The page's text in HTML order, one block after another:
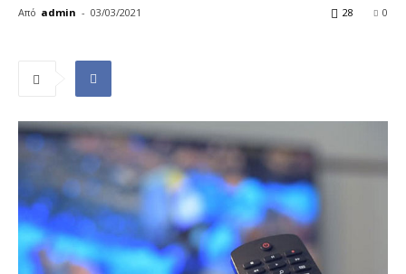
Από admin - 03/03/2021 0
28